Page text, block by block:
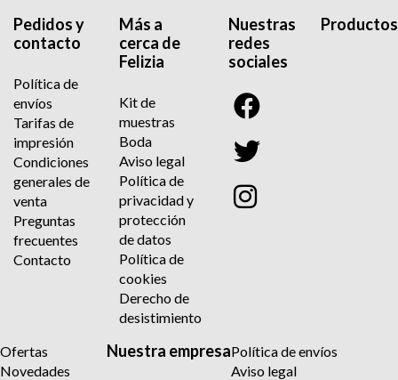
Pedidos y
contacto
Política de
envíos
Tarifas de
impresión
Condiciones
generales de
venta
Preguntas
frecuentes
Contacto
Más a
cerca de
Felizia
Kit de
muestras
Boda
Aviso legal
Política de
privacidad y
protección
de datos
Política de
cookies
Derecho de
desistimiento
Nuestras
redes
sociales
Productos
Ofertas
Novedades
Nuestra empresaPolítica de envíos
Aviso legal